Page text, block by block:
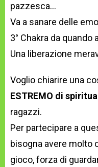
pazzesca…
Va a sanare delle
3° Chakra da quando
Una liberazione
Voglio chiarire una
ESTREMO di
ragazzi.
Per partecipare a
bisogna avere molto
gioco, forza di